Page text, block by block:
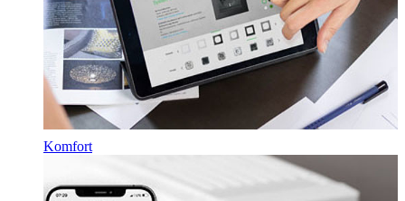
Komfort